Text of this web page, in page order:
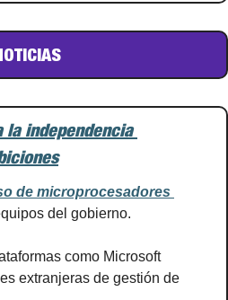
la independencia
de microprocesadores
del gobierno.
como Microsoft
extranjeras de gestión de